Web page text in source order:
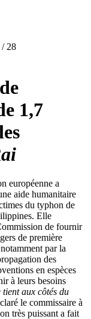
/ 28
1,7
européenne a
aide humanitaire
du typhon de
Elle
de fournir
de première
par la
des
en espèces
à leurs besoins
tient aux côtés du
le commissaire à
très puissant a fait